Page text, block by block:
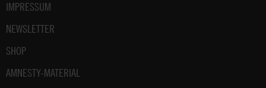
IMPRESSUM
NEWSLETTER
SHOP
AMNESTY-MATERIAL